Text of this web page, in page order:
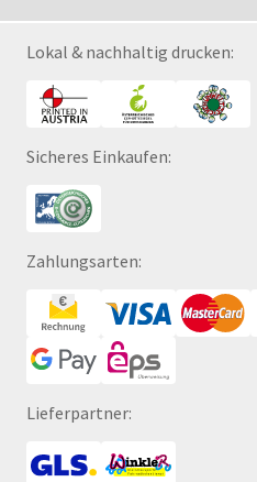
Lokal & nachhaltig drucken:
Sicheres Einkaufen:
Zahlungsarten:
Lieferpartner: